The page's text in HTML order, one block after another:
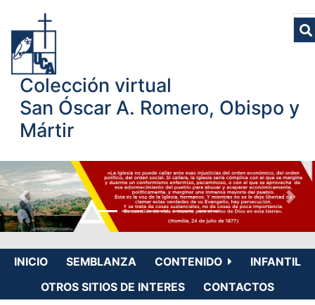
Colección virtual
San Óscar A. Romero, Obispo y
Mártir
INICIO SEMBLANZA CONTENIDO
INFANTIL
OTROS SITIOS DE INTERES
CONTACTOS